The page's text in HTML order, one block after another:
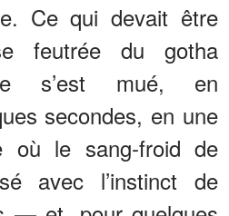
Ce qui devait être
feutrée du gotha
s’est mué, en
secondes, en une
où le sang-froid de
avec l’instinct de